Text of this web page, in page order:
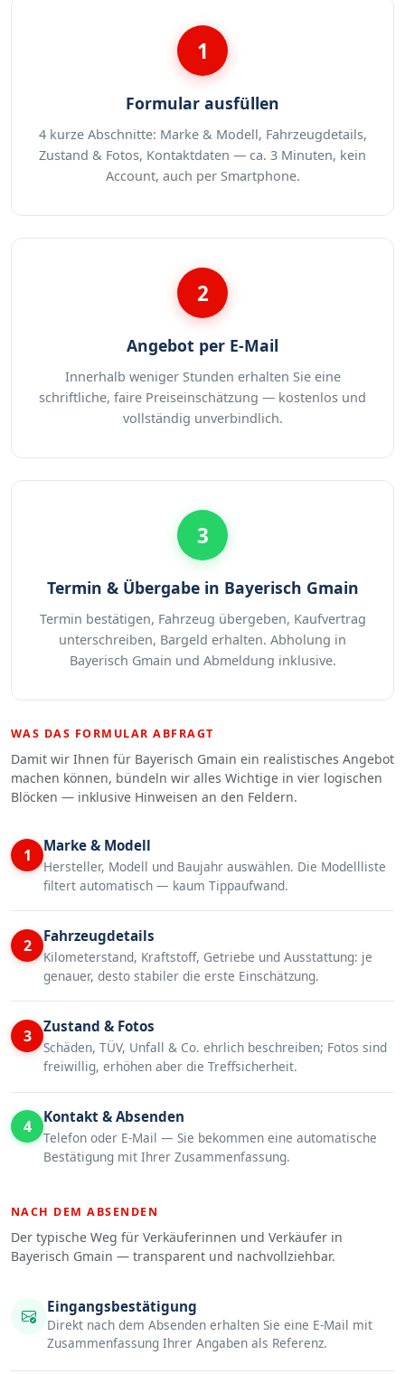
1
Formular ausfüllen
4 kurze Abschnitte: Marke & Modell, Fahrzeugdetails,
Zustand & Fotos, Kontaktdaten — ca. 3 Minuten, kein
Account, auch per Smartphone.
2
Angebot per E-Mail
Innerhalb weniger Stunden erhalten Sie eine
schriftliche, faire Preiseinschätzung — kostenlos und
vollständig unverbindlich.
3
Termin & Übergabe in Bayerisch Gmain
Termin bestätigen, Fahrzeug übergeben, Kaufvertrag
unterschreiben, Bargeld erhalten. Abholung in
Bayerisch Gmain und Abmeldung inklusive.
WAS DAS FORMULAR ABFRAGT
Damit wir Ihnen für Bayerisch Gmain ein realistisches Angebot
machen können, bündeln wir alles Wichtige in vier logischen
Blöcken — inklusive Hinweisen an den Feldern.
1 Marke & Modell
Hersteller, Modell und Baujahr auswählen. Die Modellliste
filtert automatisch — kaum Tippaufwand.
2 Fahrzeugdetails
Kilometerstand, Kraftstoff, Getriebe und Ausstattung: je
genauer, desto stabiler die erste Einschätzung.
3 Zustand & Fotos
Schäden, TÜV, Unfall & Co. ehrlich beschreiben; Fotos sind
freiwillig, erhöhen aber die Treffsicherheit.
4 Kontakt & Absenden
Telefon oder E-Mail — Sie bekommen eine automatische
Bestätigung mit Ihrer Zusammenfassung.
NACH DEM ABSENDEN
Der typische Weg für Verkäuferinnen und Verkäufer in
Bayerisch Gmain — transparent und nachvollziehbar.
Eingangsbestätigung
Direkt nach dem Absenden erhalten Sie eine E-Mail mit
Zusammenfassung Ihrer Angaben als Referenz.